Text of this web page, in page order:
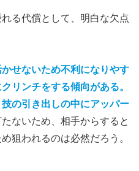
る代償として、明白な欠点
せないため不利になりやす
リンチをする傾向がある。
技の引き出しの中にアッパー
ないため、相手からすると
狙われるのは必然だろう。